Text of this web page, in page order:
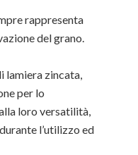
rappresenta
del grano.
lamiera zincata,
per lo
loro versatilità,
l’utilizzo ed